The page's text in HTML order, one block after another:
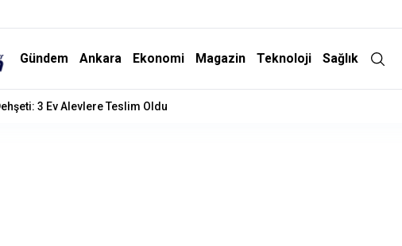
Gündem Ankara Ekonomi Magazin Teknoloji Sağlık
3 Ev Alevlere Teslim Oldu